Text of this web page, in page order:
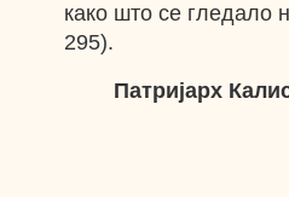
како што се гледало
295).
Патријарх